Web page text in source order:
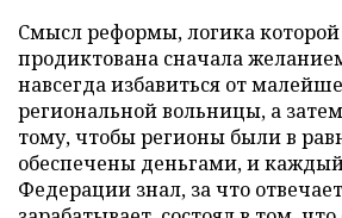
Смысл реформы, логика
продиктована сначала
навсегда избавиться от
региональной вольницы, а
тому, чтобы регионы были в
обеспечены деньгами, и
Федерации знал, за что